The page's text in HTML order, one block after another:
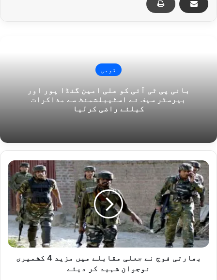
قومی
بانی پی ٹی آئی کو علی امین گنڈا پور اور
بیرسٹر سیف نے اسٹیبلشمنٹ سے مذاکرات
کیلئے راضی کرلیا
بھارتی
فوج
نے
جعلی
مقابلے
میں
مزید
4
کشمیری
نوجوان
بھارتی فوج نے جعلی مقابلے میں مزید 4 کشمیری
نوجوان شہید کر دیئے